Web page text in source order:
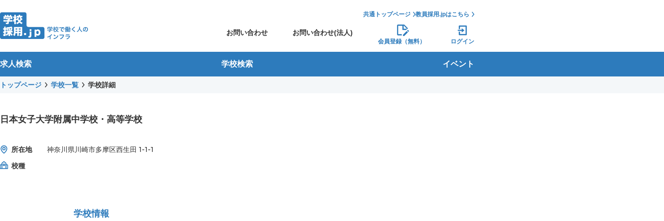
共通トップページ 教員採用.jpはこちら
お問い合わせ お問い合わせ(法人)
会員登録（無料） ログイン
求人検索 学校検索 イベント
トップページ 学校一覧 学校詳細
日本女子大学附属中学校・高等学校
所在地
神奈川県川崎市多摩区西生田 1-1-1
校種
学校情報